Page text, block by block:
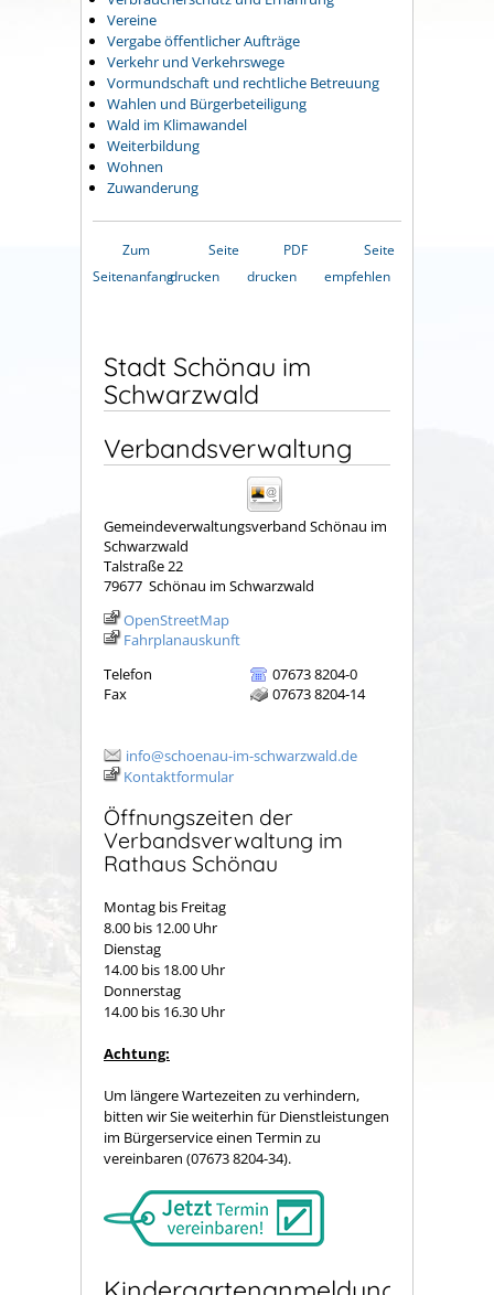
Vereine
Vergabe öffentlicher Aufträge
Verkehr und Verkehrswege
Vormundschaft und rechtliche Betreuung
Wahlen und Bürgerbeteiligung
Wald im Klimawandel
Weiterbildung
Wohnen
Zuwanderung
Zum
Seitenanfang
Seite
drucken
PDF
drucken
Seite
empfehlen
Stadt Schönau im
Schwarzwald
Verbandsverwaltung
Gemeindeverwaltungsverband Schönau im
Schwarzwald
Talstraße 22
79677 Schönau im Schwarzwald
OpenStreetMap
Fahrplanauskunft
Telefon
07673 8204-0
Fax
07673 8204-14
info@schoenau-im-schwarzwald.de
Kontaktformular
Öffnungszeiten der
Verbandsverwaltung im
Rathaus Schönau
Montag bis Freitag
8.00 bis 12.00 Uhr
Dienstag
14.00 bis 18.00 Uhr
Donnerstag
14.00 bis 16.30 Uhr
Achtung:
Um längere Wartezeiten zu verhindern,
bitten wir Sie weiterhin für Dienstleistungen
im Bürgerservice einen Termin zu
vereinbaren (07673 8204-34).